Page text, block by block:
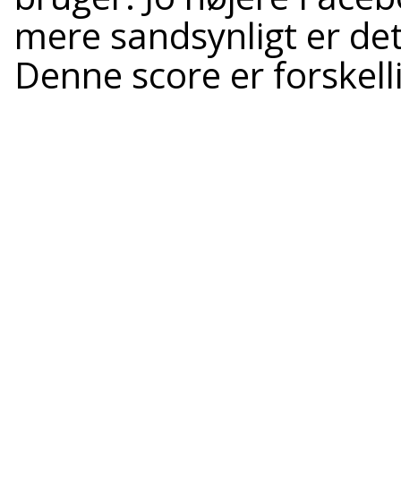
mere sandsynligt er
Denne score er